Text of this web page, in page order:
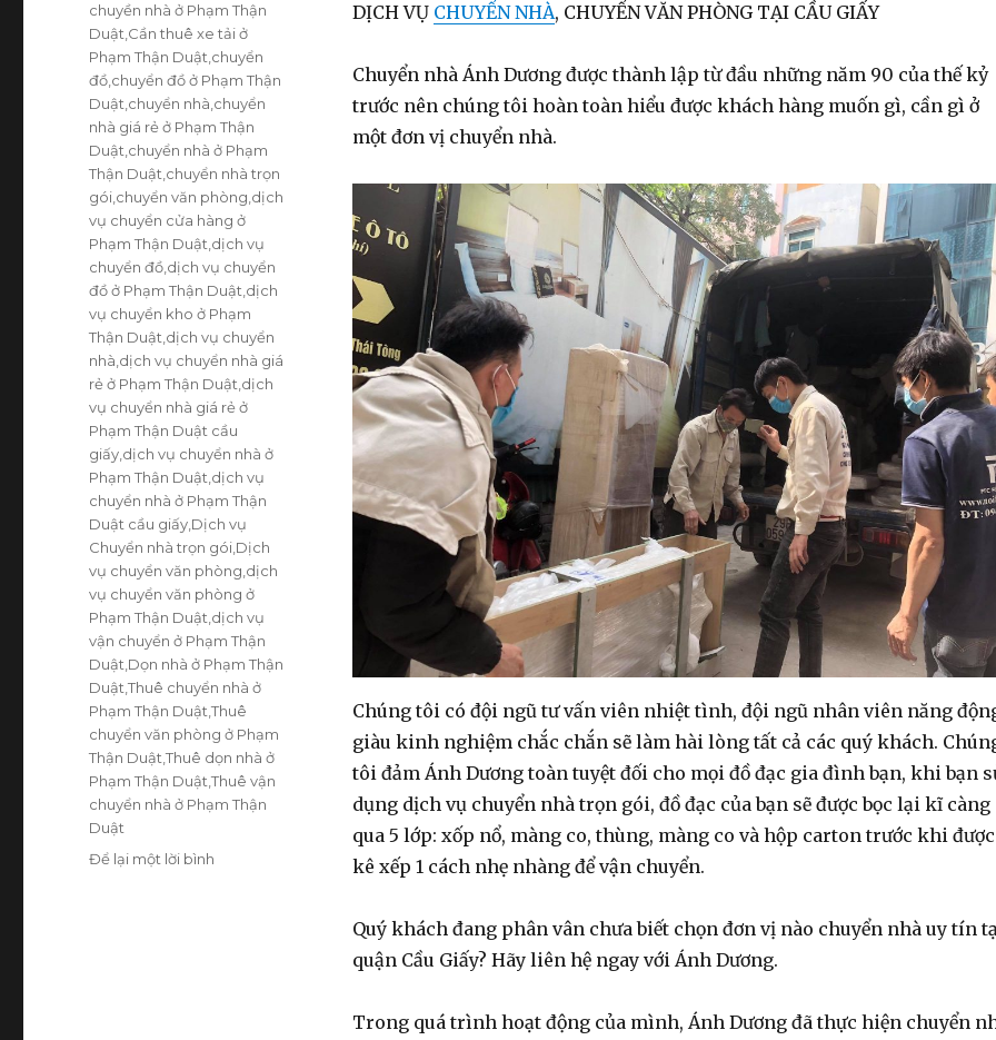
DỊCH VỤ CHUYỂN NHÀ, CHUYỂN VĂN PHÒNG TẠI CẦU GIẤY
Chuyển nhà Ánh Dương được thành lập từ đầu những năm 90 của thế kỷ
trước nên chúng tôi hoàn toàn hiểu được khách hàng muốn gì, cần gì ở
một đơn vị chuyển nhà.
Chúng tôi có đội ngũ tư vấn viên nhiệt tình, đội ngũ nhân viên năng
giàu kinh nghiệm chắc chắn sẽ làm hài lòng tất cả các quý khách.
tôi đảm Ánh Dương toàn tuyệt đối cho mọi đồ đạc gia đình bạn, khi bạn
dụng dịch vụ chuyển nhà trọn gói, đồ đạc của bạn sẽ được bọc lại kĩ càng
qua 5 lớp: xốp nổ, màng co, thùng, màng co và hộp carton trước khi được
kê xếp 1 cách nhẹ nhàng để vận chuyển.
Quý khách đang phân vân chưa biết chọn đơn vị nào chuyển nhà uy tín
quận Cầu Giấy? Hãy liên hệ ngay với Ánh Dương.
Trong quá trình hoạt động của mình, Ánh Dương đã thực hiện chuyển
chuyền nhà ở Phạm Thận
Duật Cần thuê xe tải ở
Phạm Thận Duật chuyển
đồ chuyển đồ ở Phạm Thận
Duật chuyển nhà chuyển
nhà giá rẻ ở Phạm Thận
Duật chuyển nhà ở Phạm
Thận Duật chuyển nhà trọn
gói chuyển văn phòng dịch
vụ chuyển cửa hàng ở
Phạm Thận Duật dịch vụ
chuyển đồ dịch vụ chuyển
đồ ở Phạm Thận Duật dịch
vụ chuyển kho ở Phạm
Thận Duật dịch vụ chuyển
nhà dịch vụ chuyển nhà giá
rẻ ở Phạm Thận Duật dịch
vụ chuyển nhà giá rẻ ở
Phạm Thận Duật cầu
giấy dịch vụ chuyển nhà ở
Phạm Thận Duật dịch vụ
chuyển nhà ở Phạm Thận
Duật cầu giấy Dịch vụ
Chuyển nhà trọn gói Dịch
vụ chuyển văn phòng dịch
vụ chuyển văn phòng ở
Phạm Thận Duật dịch vụ
vận chuyển ở Phạm Thận
Duật Dọn nhà ở Phạm Thận
Duật ,Thuê chuyển nhà ở
Phạm Thận Duật ,Thuê
chuyển văn phòng ở Phạm
Thận Duật ,Thuê dọn nhà ở
Phạm Thận Duật ,Thuê vận
chuyển nhà ở Phạm Thận
Duật
Để lại một lời bình